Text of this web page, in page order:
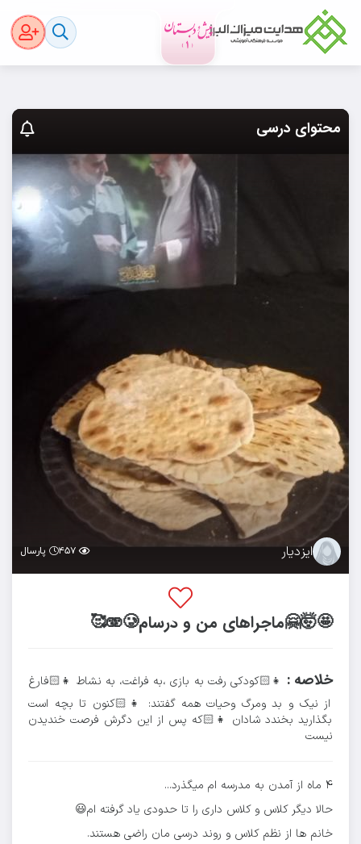
محتوای درسی
ایزدیار ۴۵۷ پارسال
🤩🤯🤗ماجراهای من و درسام🫨🥲🥰
خلاصه : 👧🏻کودکی رفت به بازی ،به فراغت، به نشاط 👧🏻فارغ
از نیک و بد ومرگ وحیات همه گفتند: 👧🏻کنون تا بچه است
بگذارید بخندد شادان 👧🏻که پس از این دگرش فرصت خندیدن
نیست
۴ ماه از آمدن به مدرسه ام میگذرد...
حالا دیگر کلاس و کلاس داری را تا حدودی یاد گرفته ام😃
خانم ها از نظم کلاس و روند درسی مان راضی هستند.